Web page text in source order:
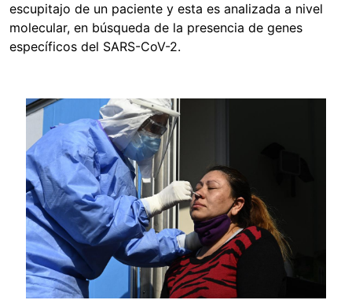
escupitajo de un paciente y esta es analizada a nivel
molecular, en búsqueda de la presencia de genes
específicos del SARS-CoV-2.
Image